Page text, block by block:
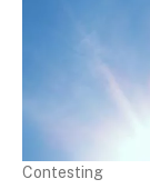
Contesting